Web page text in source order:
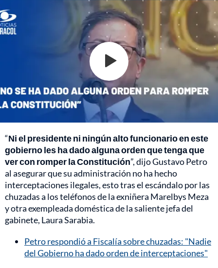
“Ni el presidente ni ningún alto funcionario en este
gobierno les ha dado alguna orden que tenga que
ver con romper la Constitución”, dijo Gustavo Petro
al asegurar que su administración no ha hecho
interceptaciones ilegales, esto tras el escándalo por las
chuzadas a los teléfonos de la exniñera Marelbys Meza
y otra exempleada doméstica de la saliente jefa del
gabinete, Laura Sarabia.
Petro respondió a Fiscalía sobre chuzadas: "Nadie
del Gobierno ha dado orden de interceptaciones"